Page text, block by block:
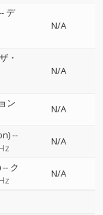
デ
N/A
ザ・
N/A
ン
N/A
--
N/A
-- ク
N/A